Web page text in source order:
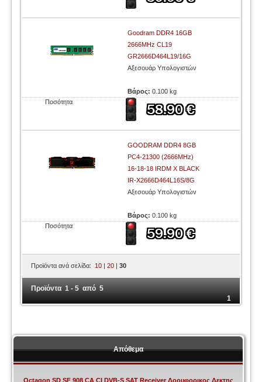
Goodram DDR4 16GB
2666MHz CL19
GR2666D464L19/16G
Αξεσουάρ Υπολογιστών
Βάρος:0.100 kg
Ποσότητα
GOODRAM DDR4 8GB
PC4-21300 (2666MHz)
16-18-18 IRDM X BLACK
IR-X2666D464L16S/8G
Αξεσουάρ Υπολογιστών
Βάρος:0.100 kg
Ποσότητα
Προϊόντα ανά σελίδα: 10 |20 |30
Προϊόντα 1 - 5 από 5
1
Απόθεμα
Octagon SD SF 908 CA CI DVB-S SAT Receiver Δορυφορικος Δεκτης